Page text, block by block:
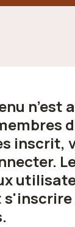
n’est
inscrit,
s'inscrire